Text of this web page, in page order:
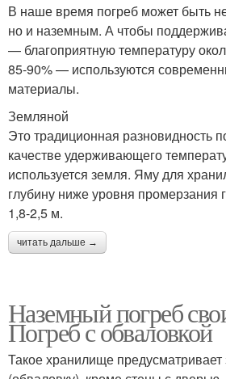
В наше время погреб может быть
но и наземным. А чтобы
— благоприятную температуру
85-90% — используются
материалы.
Земляной
Это традиционная разновидность
качестве удерживающего
используется земля. Яму для
глубину ниже уровня
1,8-2,5 м.
читать дальше →
Наземный погреб
Погреб с обваловкой
Такое хранилище предусматривает